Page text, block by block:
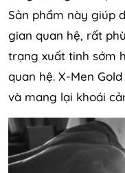
Sản phẩm này giúp
gian quan hệ, rất
trạng xuất tinh sớm
quan hệ. X-Men
và mang lại khoái